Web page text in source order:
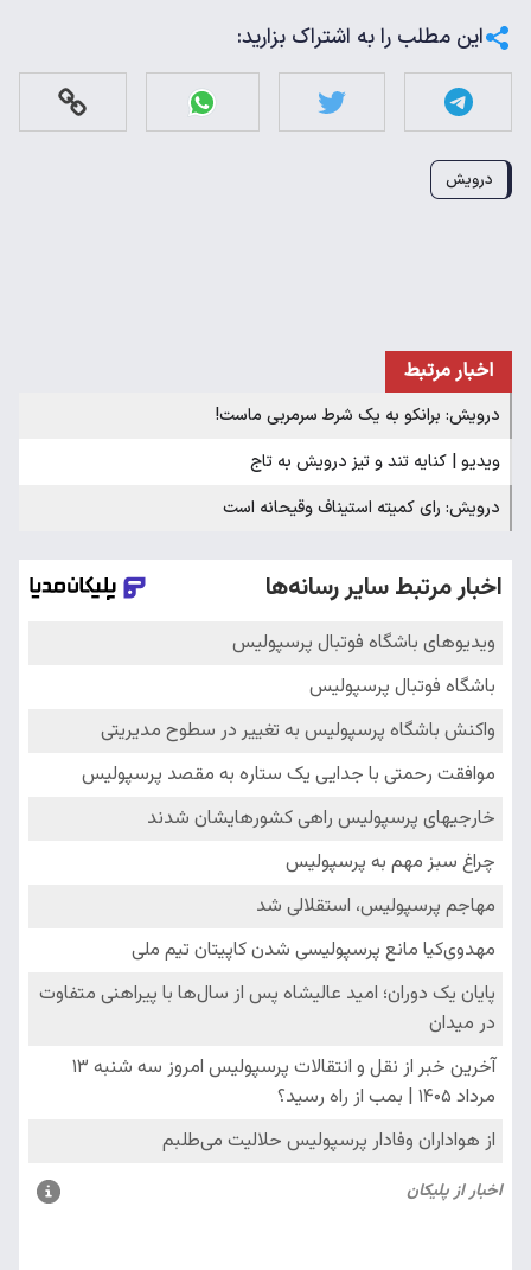
این مطلب را به اشتراک بزارید:
درویش
اخبار مرتبط
درویش: برانکو به یک شرط سرمربی ماست!
ویدیو | کنایه تند و تیز درویش به تاج
درویش: رای کمیته استیناف وقیحانه است